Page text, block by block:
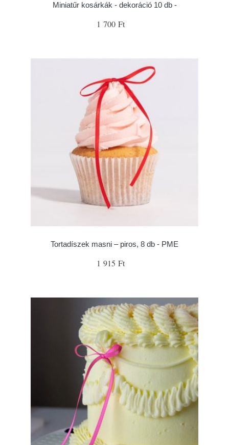
Miniatűr kosárkák - dekoráció 10 db -
1 700 Ft
Tortadíszek masni – piros, 8 db - PME
1 915 Ft